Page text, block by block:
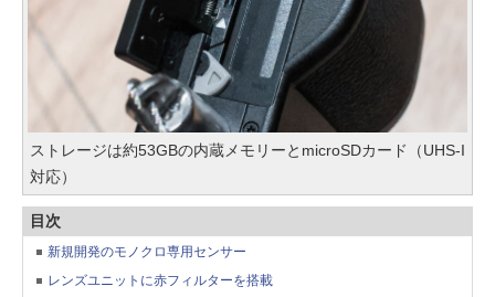
ストレージは約53GBの内蔵メモリーとmicroSDカード（UHS-I
対応）
目次
新規開発のモノクロ専用センサー
レンズユニットに赤フィルターを搭載